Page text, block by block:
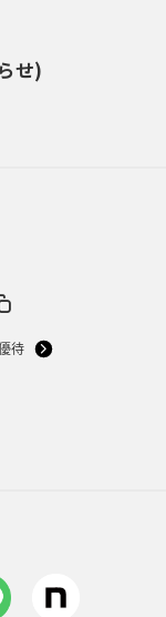
トライ量産
せ)
待